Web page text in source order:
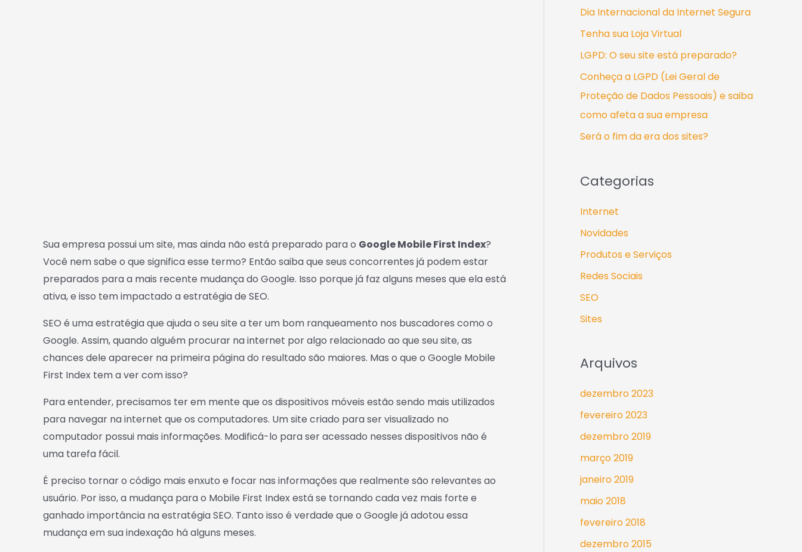
Sua empresa possui um site, mas ainda não está preparado para o Google Mobile First Index?
Você nem sabe o que significa esse termo? Então saiba que seus concorrentes já podem estar
preparados para a mais recente mudança do Google. Isso porque já faz alguns meses que ela está
ativa, e isso tem impactado a estratégia de SEO.
SEO é uma estratégia que ajuda o seu site a ter um bom ranqueamento nos buscadores como o
Google. Assim, quando alguém procurar na internet por algo relacionado ao que seu site, as
chances dele aparecer na primeira página do resultado são maiores. Mas o que o Google Mobile
First Index tem a ver com isso?
Para entender, precisamos ter em mente que os dispositivos móveis estão sendo mais utilizados
para navegar na internet que os computadores. Um site criado para ser visualizado no
computador possui mais informações. Modificá-lo para ser acessado nesses dispositivos não é
uma tarefa fácil.
É preciso tornar o código mais enxuto e focar nas informações que realmente são relevantes ao
usuário. Por isso, a mudança para o Mobile First Index está se tornando cada vez mais forte e
ganhado importância na estratégia SEO. Tanto isso é verdade que o Google já adotou essa
mudança em sua indexação há alguns meses.
s
a
Dia Internacional da Internet Segura
Tenha sua Loja Virtual
LGPD: O seu site está preparado?
Conheça a LGPD (Lei Geral de
Proteção de Dados Pessoais) e saiba
como afeta a sua empresa
Será o fim da era dos sites?
Categorias
Internet
Novidades
Produtos e Serviços
Redes Sociais
SEO
Sites
Arquivos
dezembro 2023
fevereiro 2023
dezembro 2019
março 2019
janeiro 2019
maio 2018
fevereiro 2018
dezembro 2015